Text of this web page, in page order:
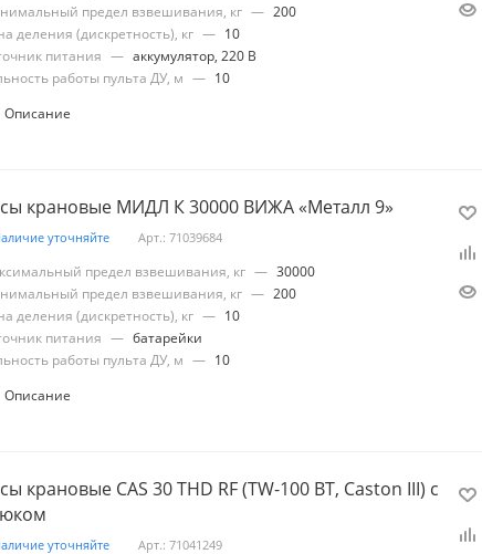
предел взвешивания, кг — 200
деления (дискретность), кг — 10
питания — аккумулятор, 220 В
работы пульта ДУ, м — 10
Описание
крановые МИДЛ К 30000 ВИЖА «Металл 9»
уточняйте Арт.: 71039684
предел взвешивания, кг — 30000
предел взвешивания, кг — 200
деления (дискретность), кг — 10
питания — батарейки
работы пульта ДУ, м — 10
Описание
крановые CAS 30 THD RF (TW-100 BT, Caston III) с
уточняйте Арт.: 71041249